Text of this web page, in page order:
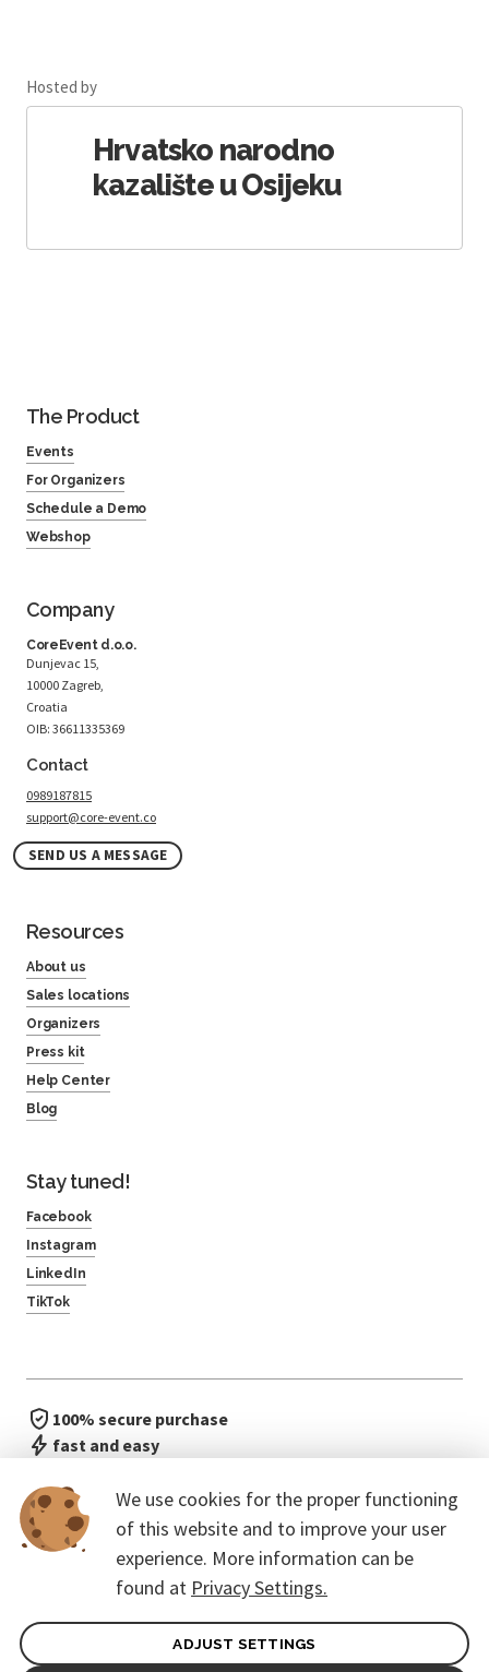
Hosted by
Hrvatsko narodno
kazalište u Osijeku
We use cookies for the proper functioning
of this website and to improve your user
experience. More information can be
found at Privacy Settings.
ADJUST SETTINGS
The Product
Events
For Organizers
Schedule a Demo
Webshop
Company
CoreEvent d.o.o.
Dunjevac 15,
10000 Zagreb,
Croatia
OIB: 36611335369
Contact
0989187815
support@core-event.co
SEND US A MESSAGE
Resources
About us
Sales locations
Organizers
Press kit
Help Center
Blog
Stay tuned!
Facebook
Instagram
LinkedIn
TikTok
100% secure purchase
fast and easy
General terms of contract for Customers